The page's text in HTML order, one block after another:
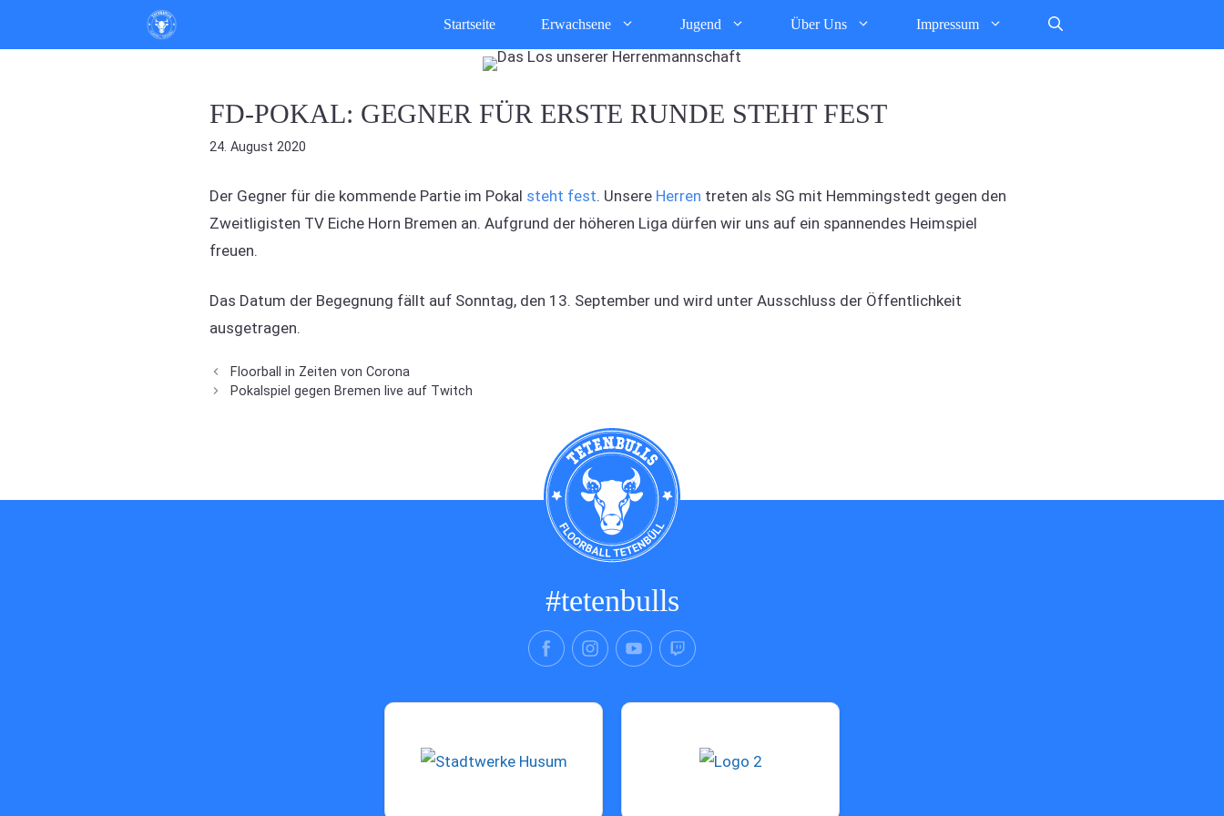
Startseite Erwachsene Jugend Über Uns Impressum
FD-POKAL: GEGNER FÜR ERSTE RUNDE STEHT FEST
24. August 2020
Der Gegner für die kommende Partie im Pokal steht fest. Unsere Herren treten als SG mit Hemmingstedt gegen den
Zweitligisten TV Eiche Horn Bremen an. Aufgrund der höheren Liga dürfen wir uns auf ein spannendes Heimspiel
freuen.
Das Datum der Begegnung fällt auf Sonntag, den 13. September und wird unter Ausschluss der Öffentlichkeit
ausgetragen.
Floorball in Zeiten von Corona
Pokalspiel gegen Bremen live auf Twitch
#tetenbulls